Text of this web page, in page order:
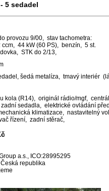
5 sedadel
provozu 9/00, stav tachometra:
ccm, 44 kW (60 PS), benzín, 5 st.
STK do 2/13,
šedá metalíza, tmavý interiér
kola (R14), originál rádio/mgf,
sedadla, elektrické ovládání
klimatizace, nastavitelný
řízení, zadní stěrač,
a.s., ICO:28995295
republika